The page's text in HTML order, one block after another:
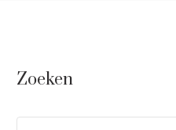
Zoeken